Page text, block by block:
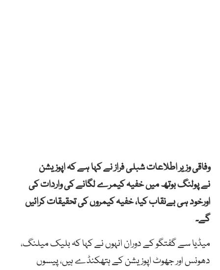
وفاقی وزیر اطلاعات شبلی فراز نے کہا ہے کہاپوزیشن
نےپولنگ بوتھ میں خفیہ کیمرے لگانے کیوارداتکی
اورخودہیبےنقابکیا، خفیہکیمروںکیتحقیقاتکرائیں
گے۔
میڈیا سے گفتگو کے دوران انہوں نے کہا کہبلیکمیلنگ،
دھونساورجھوٹاپوزیشنکےہتھکنڈےہیں، پیسوں